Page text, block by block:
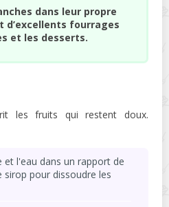
dans leur propre
d’excellents fourrages
et les desserts.
les fruits qui restent doux.
et l'eau dans un rapport de
sirop pour dissoudre les